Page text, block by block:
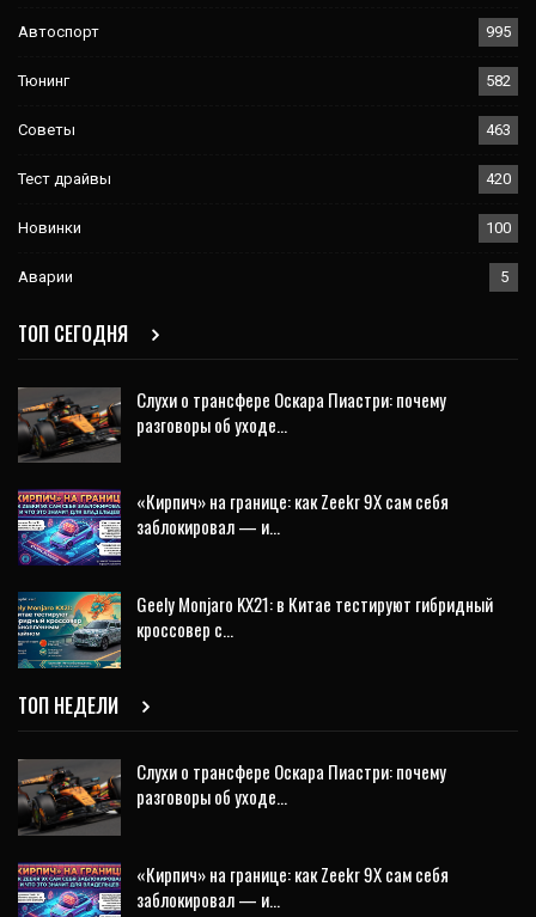
Автоспорт 995
Тюнинг 582
Советы 463
Тест драйвы 420
Новинки 100
Аварии 5
ТОП СЕГОДНЯ
Слухи о трансфере Оскара Пиастри: почему
разговоры об уходе…
«Кирпич» на границе: как Zeekr 9X сам себя
заблокировал — и…
Geely Monjaro KX21: в Китае тестируют гибридный
кроссовер с…
ТОП НЕДЕЛИ
Слухи о трансфере Оскара Пиастри: почему
разговоры об уходе…
«Кирпич» на границе: как Zeekr 9X сам себя
заблокировал — и…